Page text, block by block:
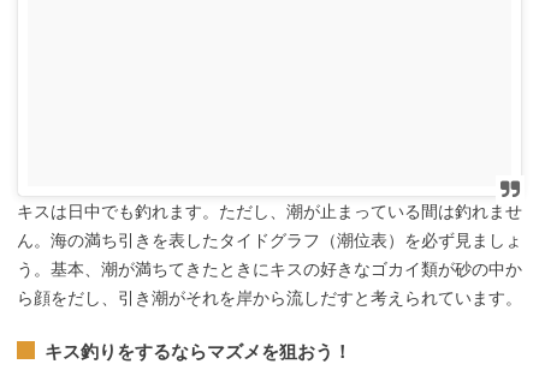
キスは日中でも釣れます。ただし、潮が止まっている間は釣れませ
ん。海の満ち引きを表したタイドグラフ（潮位表）を必ず見ましょ
う。基本、潮が満ちてきたときにキスの好きなゴカイ類が砂の中か
ら顔をだし、引き潮がそれを岸から流しだすと考えられています。
キス釣りをするならマズメを狙おう！